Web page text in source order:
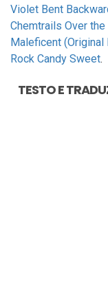
Violet Bent
Chemtrails Over the
Maleficent
Rock Candy Sweet.
TESTO E